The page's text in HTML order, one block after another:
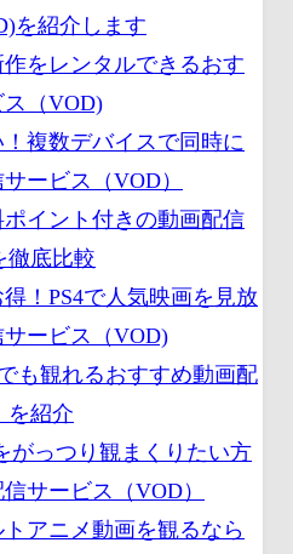
を紹介します
をレンタルできるおす
（VOD)
複数デバイスで同時に
ービス（VOD）
イント付きの動画配信
徹底比較
！PS4で人気映画を見放
ービス（VOD)
も観れるおすすめ動画配
を紹介
がっつり観まくりたい方
サービス（VOD）
アニメ動画を観るなら